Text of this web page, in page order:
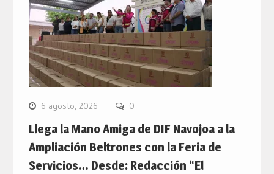
6 agosto, 2026 0
Llega la Mano Amiga de DIF Navojoa a la
Ampliación Beltrones con la Feria de
Servicios… Desde: Redacción “El